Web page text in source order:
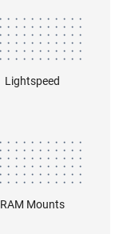
Lightspeed
RAM Mounts